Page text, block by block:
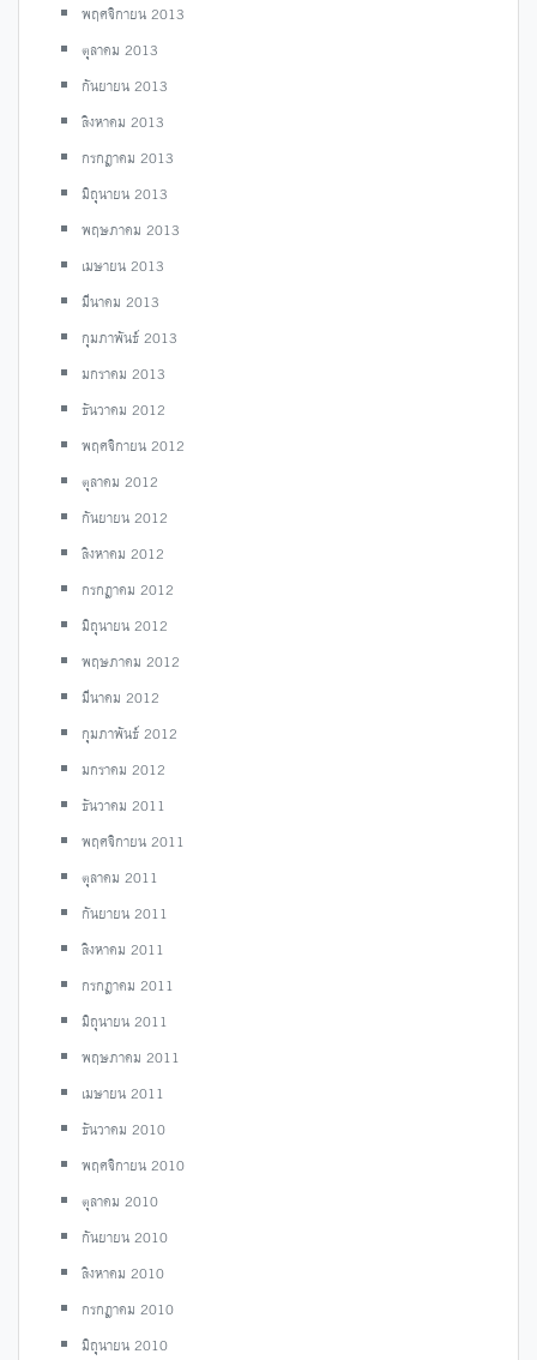
พฤศจิกายน 2013
ตุลาคม 2013
กันยายน 2013
สิงหาคม 2013
กรกฎาคม 2013
มิถุนายน 2013
พฤษภาคม 2013
เมษายน 2013
มีนาคม 2013
กุมภาพันธ์ 2013
มกราคม 2013
ธันวาคม 2012
พฤศจิกายน 2012
ตุลาคม 2012
กันยายน 2012
สิงหาคม 2012
กรกฎาคม 2012
มิถุนายน 2012
พฤษภาคม 2012
มีนาคม 2012
กุมภาพันธ์ 2012
มกราคม 2012
ธันวาคม 2011
พฤศจิกายน 2011
ตุลาคม 2011
กันยายน 2011
สิงหาคม 2011
กรกฎาคม 2011
มิถุนายน 2011
พฤษภาคม 2011
เมษายน 2011
ธันวาคม 2010
พฤศจิกายน 2010
ตุลาคม 2010
กันยายน 2010
สิงหาคม 2010
กรกฎาคม 2010
มิถุนายน 2010